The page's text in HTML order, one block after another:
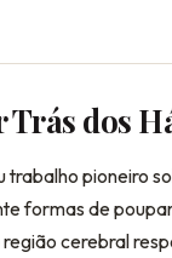
Trás dos
trabalho pioneiro
formas de
cerebral